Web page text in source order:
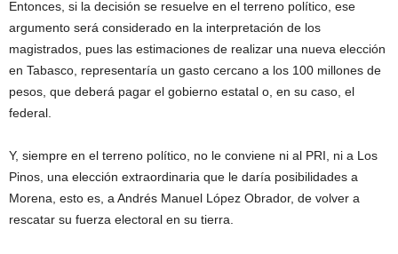
Entonces, si la decisión se resuelve en el terreno político, ese
argumento será considerado en la interpretación de los
magistrados, pues las estimaciones de realizar una nueva elección
en Tabasco, representaría un gasto cercano a los 100 millones de
pesos, que deberá pagar el gobierno estatal o, en su caso, el
federal.
Y, siempre en el terreno político, no le conviene ni al PRI, ni a Los
Pinos, una elección extraordinaria que le daría posibilidades a
Morena, esto es, a Andrés Manuel López Obrador, de volver a
rescatar su fuerza electoral en su tierra.